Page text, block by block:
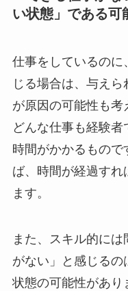
い状態」である可
仕事をしているの
じる場合は、与え
が原因の可能性も考
どんな仕事も経験
時間がかかるもの
ば、時間が経過すれ
ます。
また、スキル的に
がない」と感じるの
状態の可能性があり